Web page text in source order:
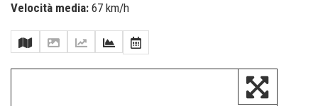
Velocità media: 67 km/h